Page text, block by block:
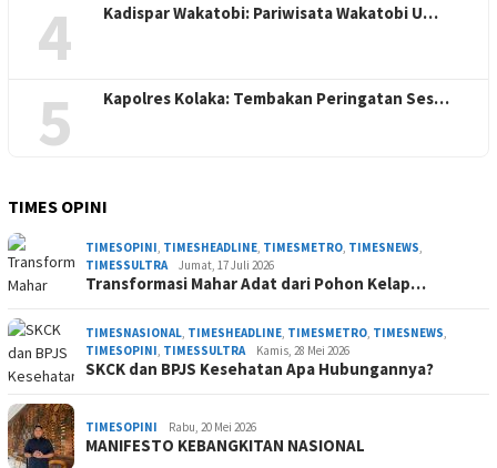
4 Kadispar Wakatobi: Pariwisata Wakatobi U…
5 Kapolres Kolaka: Tembakan Peringatan Ses…
TIMES OPINI
TIMESOPINI, TIMESHEADLINE, TIMESMETRO, TIMESNEWS,
TIMESSULTRA
Jumat, 17 Juli 2026
Transformasi Mahar Adat dari Pohon Kelap…
TIMESNASIONAL, TIMESHEADLINE, TIMESMETRO, TIMESNEWS,
TIMESOPINI, TIMESSULTRA Kamis, 28 Mei 2026
SKCK dan BPJS Kesehatan Apa Hubungannya?
TIMESOPINI Rabu, 20 Mei 2026
MANIFESTO KEBANGKITAN NASIONAL